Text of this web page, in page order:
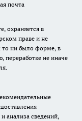
почта
охраняется в
праве и не
то ни было форме, в
переработке не иначе
анализа сведений,